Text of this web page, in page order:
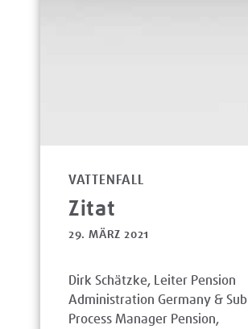
VATTENFALL
Zitat
29. MÄRZ 2021
Dirk Schätzke, Leiter Pension
Administration Germany & Sub
Process Manager Pension,